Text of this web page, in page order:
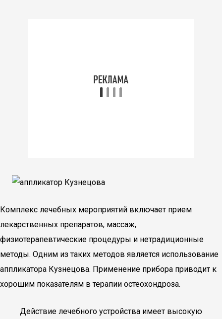
Комплекс лечебных мероприятий включает прием
лекарственных препаратов, массаж,
физиотерапевтические процедуры и нетрадиционные
методы. Одним из таких методов является использование
аппликатора Кузнецова. Применение прибора приводит к
хорошим показателям в терапии остеохондроза.
Действие лечебного устройства имеет высокую